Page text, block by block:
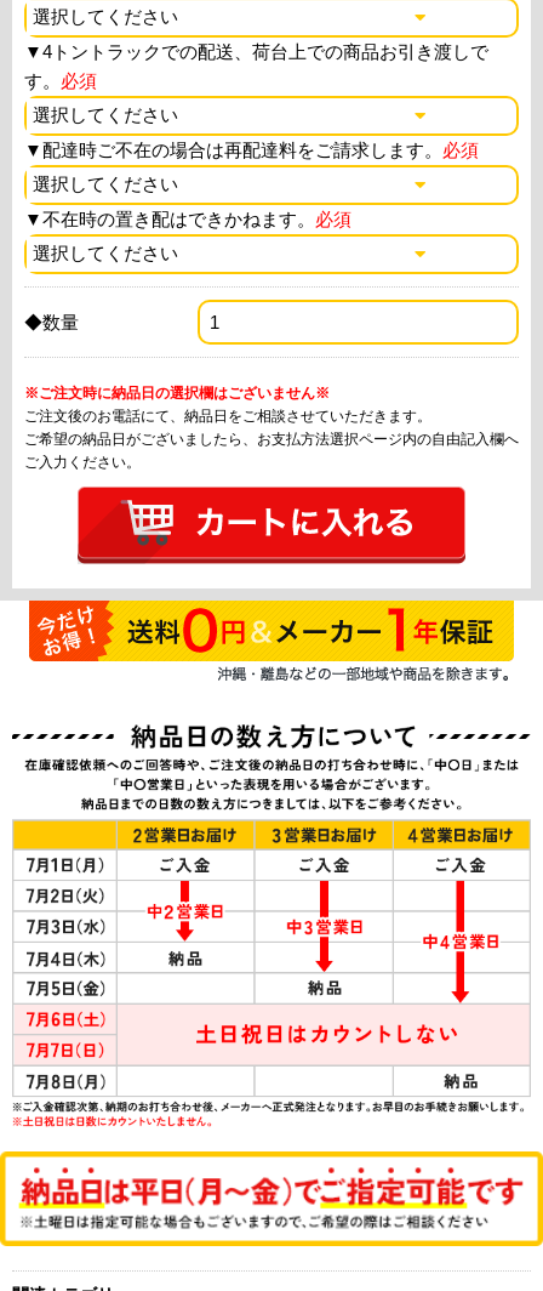
▼4トントラックでの配送、荷台上での商品お引き渡しで
す。 必須
▼配達時ご不在の場合は再配達料をご請求します。 必須
▼不在時の置き配はできかねます。 必須
◆数量
※ご注文時に納品日の選択欄はございません※
ご注文後のお電話にて、納品日をご相談させていただきます。
ご希望の納品日がございましたら、お支払方法選択ページ内の自由記入欄へ
ご入力ください。